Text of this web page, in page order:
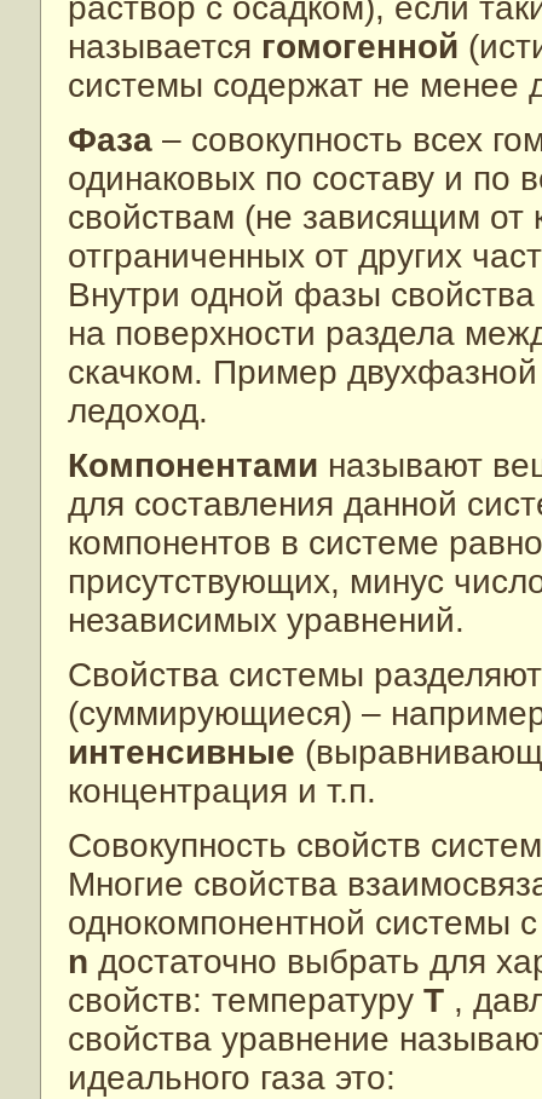
раствор с осадком), если
называется гомогенной
системы содержат не менее
Фаза – совокупность всех
одинаковых по составу и по
свойствам (не зависящим от
отграниченных от других
Внутри одной фазы
на поверхности раздела
скачком. Пример
ледоход.
Компонентами называют
для составления данной
компонентов в системе
присутствующих, минус
независимых уравнений.
Свойства системы
(суммирующиеся) –
интенсивные
концентрация и т.п.
Совокупность свойств
Многие свойства
однокомпонентной системы
n достаточно выбрать для
свойств: температуру T ,
свойства уравнение
идеального газа это: